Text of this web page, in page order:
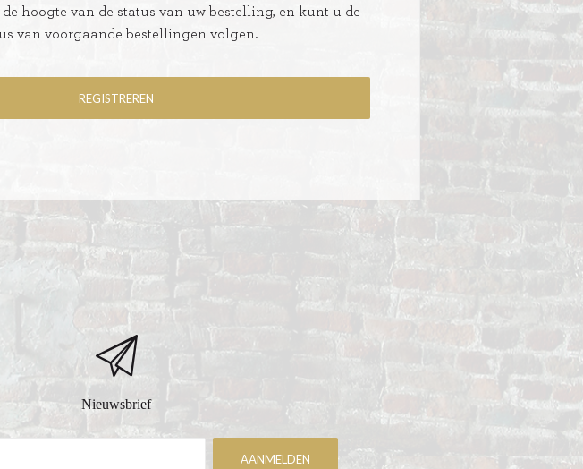
hoogte van de status van uw bestelling, en kunt u de
van voorgaande bestellingen volgen.
Nieuwsbrief